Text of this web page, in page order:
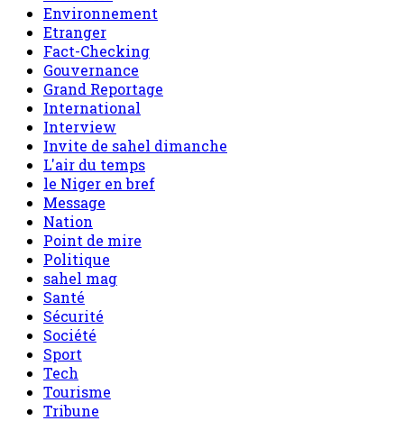
Environnement
Etranger
Fact-Checking
Gouvernance
Grand Reportage
International
Interview
Invite de sahel dimanche
L'air du temps
le Niger en bref
Message
Nation
Point de mire
Politique
sahel mag
Santé
Sécurité
Société
Sport
Tech
Tourisme
Tribune